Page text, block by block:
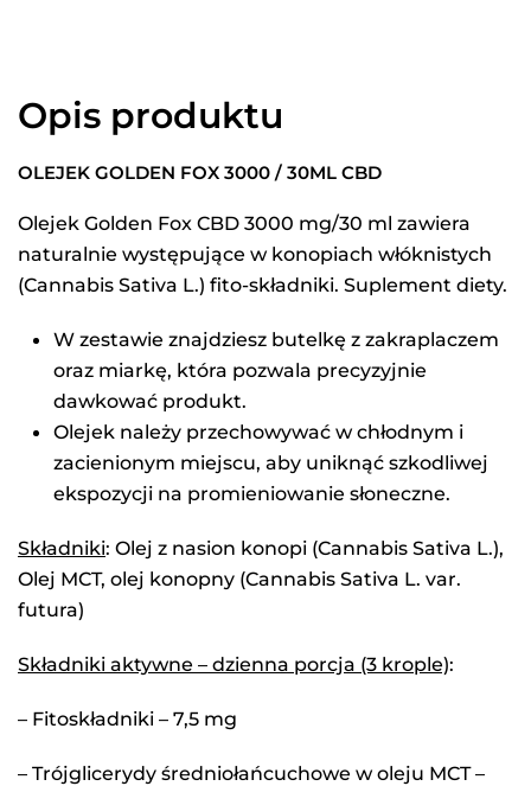
CBD
Opis produktu
OLEJEK GOLDEN FOX 3000 / 30ML CBD
Olejek Golden Fox CBD 3000 mg/30 ml zawiera
naturalnie występujące w konopiach włóknistych
(Cannabis Sativa L.) fito-składniki. Suplement diety.
W zestawie znajdziesz butelkę z zakraplaczem
oraz miarkę, która pozwala precyzyjnie
dawkować produkt.
Olejek należy przechowywać w chłodnym i
zacienionym miejscu, aby uniknąć szkodliwej
ekspozycji na promieniowanie słoneczne.
Składniki: Olej z nasion konopi (Cannabis Sativa L.),
Olej MCT, olej konopny (Cannabis Sativa L. var.
futura)
Składniki aktywne – dzienna porcja (3 krople):
– Fitoskładniki – 7,5 mg
– Trójglicerydy średniołańcuchowe w oleju MCT –